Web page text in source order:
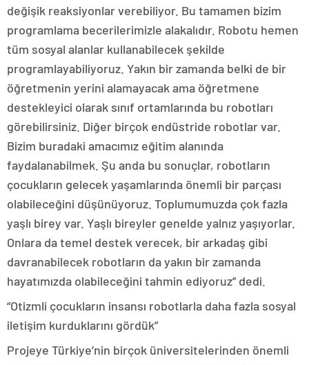
değişik reaksiyonlar verebiliyor. Bu tamamen bizim
programlama becerilerimizle alakalıdır. Robotu hemen
tüm sosyal alanlar kullanabilecek şekilde
programlayabiliyoruz. Yakın bir zamanda belki de bir
öğretmenin yerini alamayacak ama öğretmene
destekleyici olarak sınıf ortamlarında bu robotları
görebilirsiniz. Diğer birçok endüstride robotlar var.
Bizim buradaki amacımız eğitim alanında
faydalanabilmek. Şu anda bu sonuçlar, robotların
çocukların gelecek yaşamlarında önemli bir parçası
olabileceğini düşünüyoruz. Toplumumuzda çok fazla
yaşlı birey var. Yaşlı bireyler genelde yalnız yaşıyorlar.
Onlara da temel destek verecek, bir arkadaş gibi
davranabilecek robotların da yakın bir zamanda
hayatımızda olabileceğini tahmin ediyoruz” dedi.
“Otizmli çocukların insansı robotlarla daha fazla sosyal
iletişim kurduklarını gördük”
Projeye Türkiye’nin birçok üniversitelerinden önemli